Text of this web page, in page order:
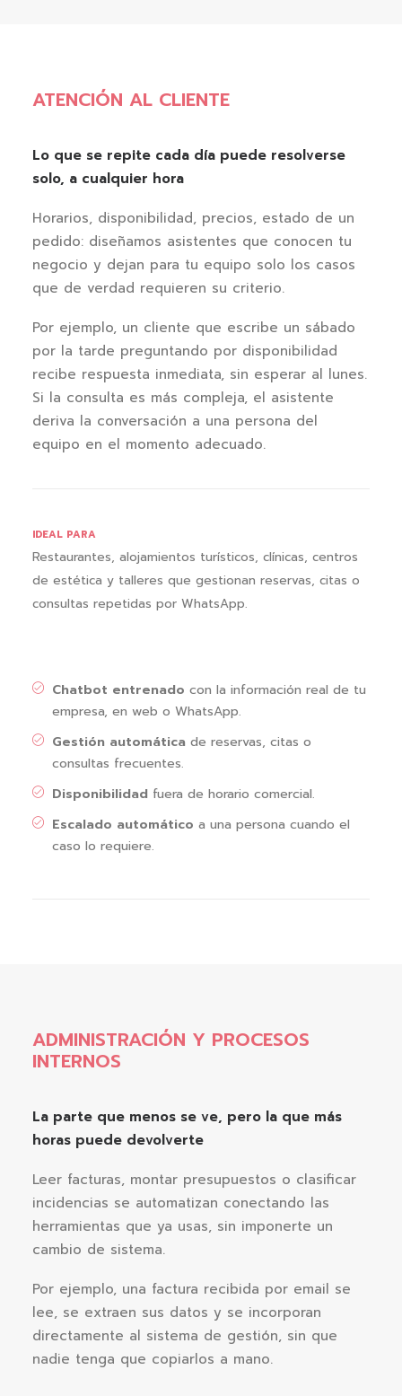
ATENCIÓN AL CLIENTE
Lo que se repite cada día puede resolverse
solo, a cualquier hora
Horarios, disponibilidad, precios, estado de un
pedido: diseñamos asistentes que conocen tu
negocio y dejan para tu equipo solo los casos
que de verdad requieren su criterio.
Por ejemplo, un cliente que escribe un sábado
por la tarde preguntando por disponibilidad
recibe respuesta inmediata, sin esperar al lunes.
Si la consulta es más compleja, el asistente
deriva la conversación a una persona del
equipo en el momento adecuado.
IDEAL PARA
Restaurantes, alojamientos turísticos, clínicas, centros
de estética y talleres que gestionan reservas, citas o
consultas repetidas por WhatsApp.
Chatbot entrenado con la información real de tu
empresa, en web o WhatsApp.
Gestión automática de reservas, citas o
consultas frecuentes.
Disponibilidad fuera de horario comercial.
Escalado automático a una persona cuando el
caso lo requiere.
ADMINISTRACIÓN Y PROCESOS
INTERNOS
La parte que menos se ve, pero la que más
horas puede devolverte
Leer facturas, montar presupuestos o clasificar
incidencias se automatizan conectando las
herramientas que ya usas, sin imponerte un
cambio de sistema.
Por ejemplo, una factura recibida por email se
lee, se extraen sus datos y se incorporan
directamente al sistema de gestión, sin que
nadie tenga que copiarlos a mano.